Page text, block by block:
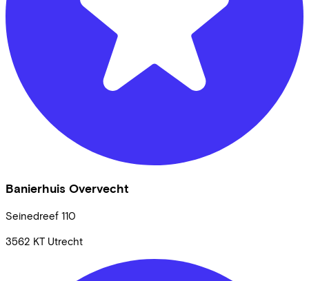
Banierhuis Overvecht
Seinedreef 110
3562 KT Utrecht